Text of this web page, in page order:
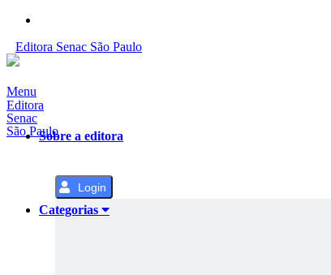
o
Editora Senac São Paulo
Menu
Editora
Senac
São PauloSobre a editora
Categorias
Login